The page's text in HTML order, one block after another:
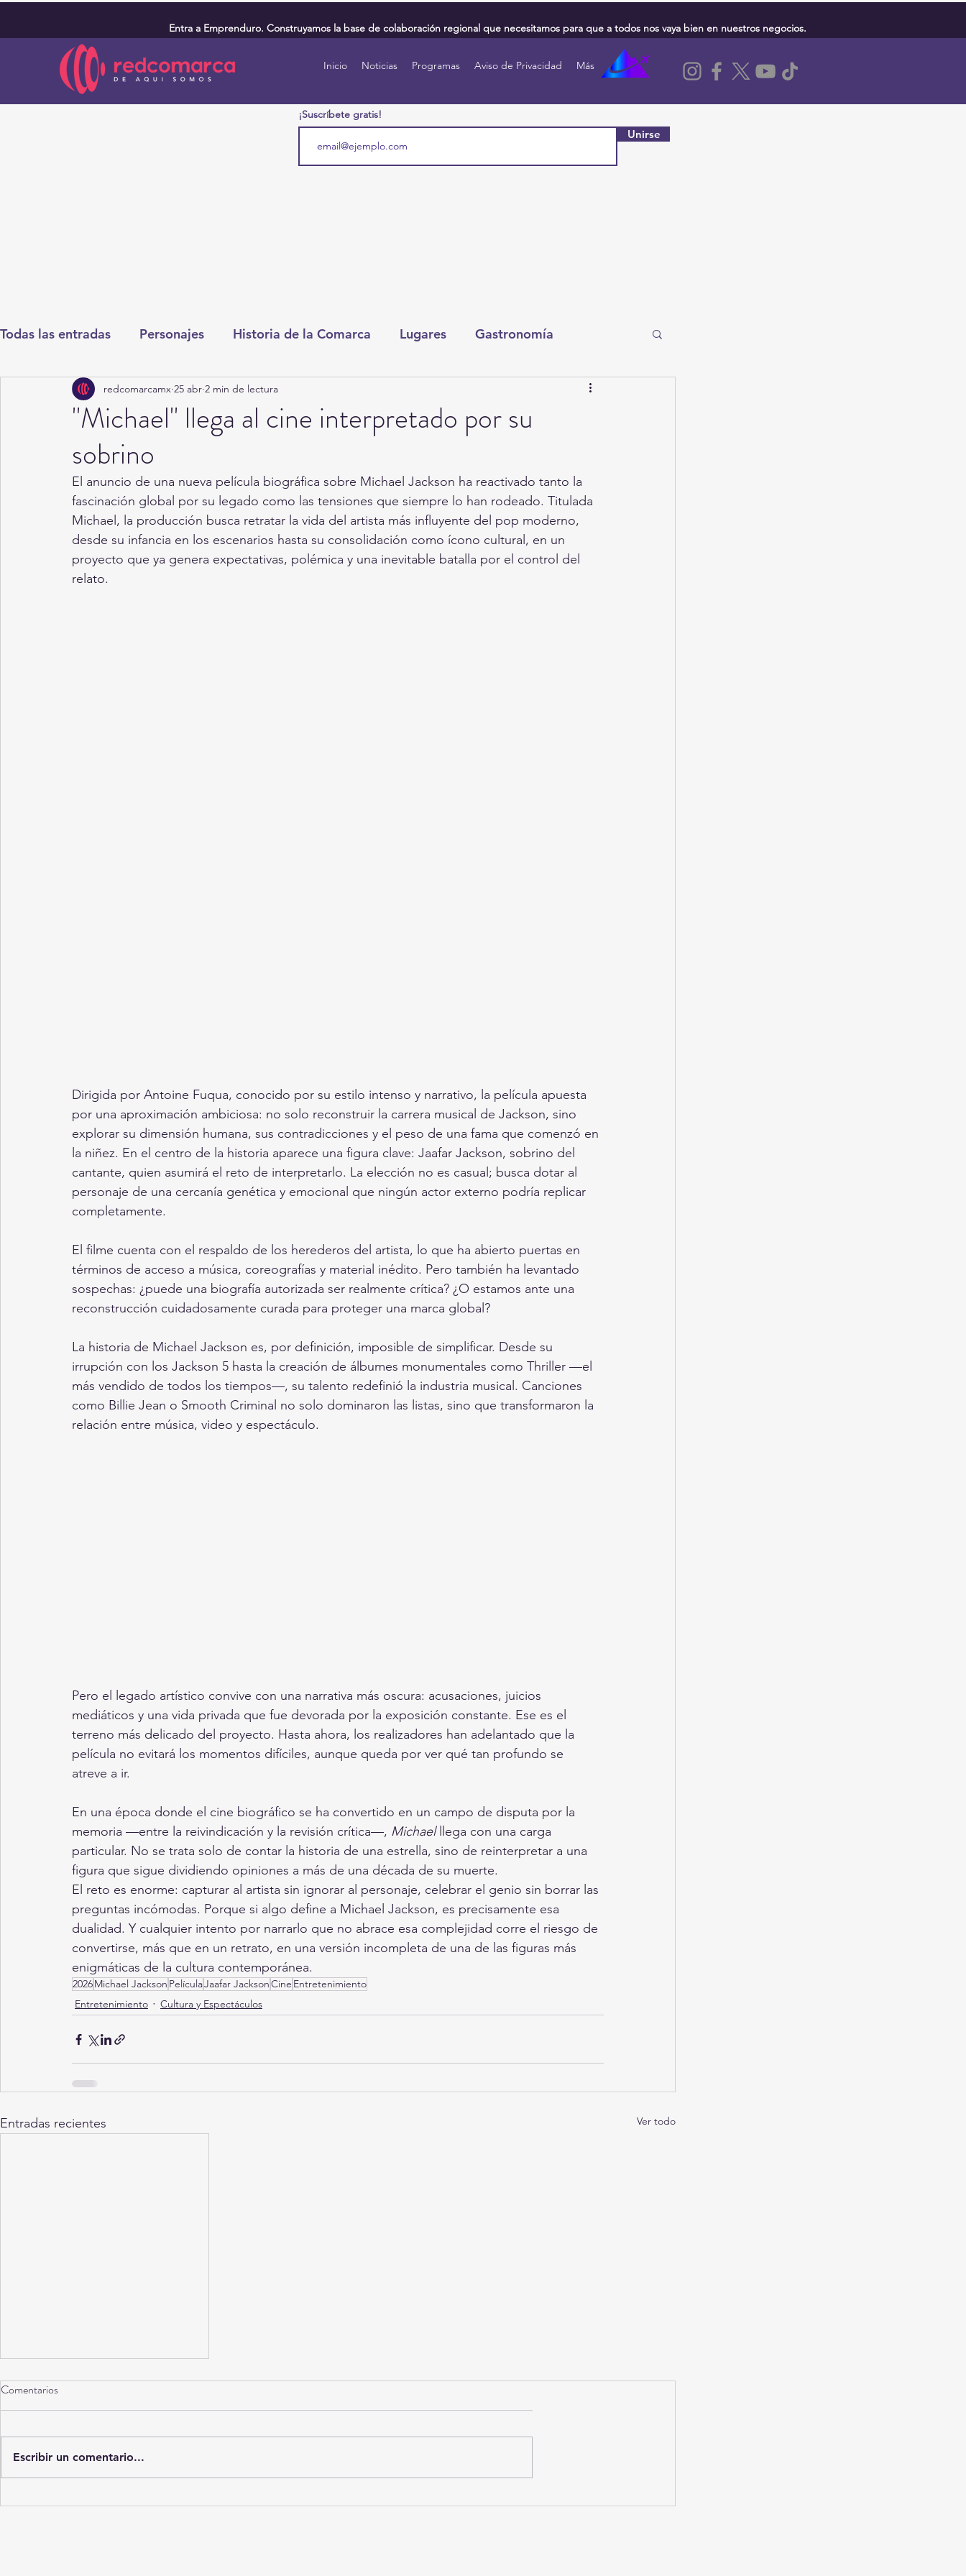
Entra a Emprenduro. Construyamos la base de colaboración regional que necesitamos para que a todos nos vaya bien en nuestros negocios.
Inicio Noticias Programas Aviso de Privacidad Más
¡Suscríbete gratis!
Unirse
Todas las entradas Personajes Historia de la Comarca Lugares Gastronomía
Deportes Salud Entretenimiento Torreón
Round Cero Columnistas
Chismes Qué Curioso Gómez Palacio Comics Derechairos Fragmentos de la Historia
Durango Titulares en Inicio Coahuila Investigaciones Rapidín Político
"Michael" llega al cine interpretado por su
sobrino
redcomarcamx 25 abr 2 min de lectura
El anuncio de una nueva película biográfica sobre Michael Jackson ha reactivado tanto la
fascinación global por su legado como las tensiones que siempre lo han rodeado. Titulada
Michael, la producción busca retratar la vida del artista más influyente del pop moderno,
desde su infancia en los escenarios hasta su consolidación como ícono cultural, en un
proyecto que ya genera expectativas, polémica y una inevitable batalla por el control del
relato.
Dirigida por Antoine Fuqua, conocido por su estilo intenso y narrativo, la película apuesta
por una aproximación ambiciosa: no solo reconstruir la carrera musical de Jackson, sino
explorar su dimensión humana, sus contradicciones y el peso de una fama que comenzó en
la niñez. En el centro de la historia aparece una figura clave: Jaafar Jackson, sobrino del
cantante, quien asumirá el reto de interpretarlo. La elección no es casual; busca dotar al
personaje de una cercanía genética y emocional que ningún actor externo podría replicar
completamente.
El filme cuenta con el respaldo de los herederos del artista, lo que ha abierto puertas en
términos de acceso a música, coreografías y material inédito. Pero también ha levantado
sospechas: ¿puede una biografía autorizada ser realmente crítica? ¿O estamos ante una
reconstrucción cuidadosamente curada para proteger una marca global?
La historia de Michael Jackson es, por definición, imposible de simplificar. Desde su
irrupción con los Jackson 5 hasta la creación de álbumes monumentales como Thriller —el
más vendido de todos los tiempos—, su talento redefinió la industria musical. Canciones
como Billie Jean o Smooth Criminal no solo dominaron las listas, sino que transformaron la
relación entre música, video y espectáculo.
Pero el legado artístico convive con una narrativa más oscura: acusaciones, juicios
mediáticos y una vida privada que fue devorada por la exposición constante. Ese es el
terreno más delicado del proyecto. Hasta ahora, los realizadores han adelantado que la
película no evitará los momentos difíciles, aunque queda por ver qué tan profundo se
atreve a ir.
En una época donde el cine biográfico se ha convertido en un campo de disputa por la
memoria —entre la reivindicación y la revisión crítica—, Michael llega con una carga
particular. No se trata solo de contar la historia de una estrella, sino de reinterpretar a una
figura que sigue dividiendo opiniones a más de una década de su muerte.
El reto es enorme: capturar al artista sin ignorar al personaje, celebrar el genio sin borrar las
preguntas incómodas. Porque si algo define a Michael Jackson, es precisamente esa
dualidad. Y cualquier intento por narrarlo que no abrace esa complejidad corre el riesgo de
convertirse, más que en un retrato, en una versión incompleta de una de las figuras más
enigmáticas de la cultura contemporánea.
2026Michael Jackson PelículaJaafar JacksonCine Entretenimiento
Entretenimiento
Cultura y Espectáculos
Entradas recientes Ver todo
El negocio de la nostalgia: por
Comentarios
Escribir un comentario...